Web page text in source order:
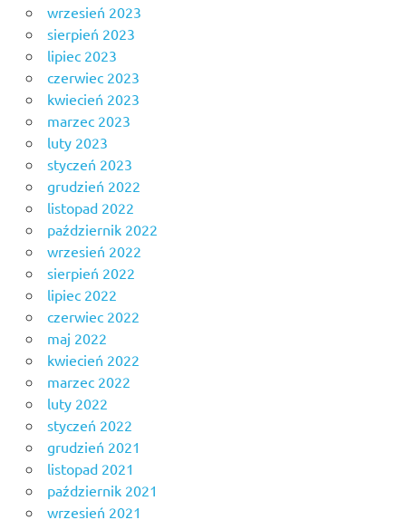
wrzesień 2023
sierpień 2023
lipiec 2023
czerwiec 2023
kwiecień 2023
marzec 2023
luty 2023
styczeń 2023
grudzień 2022
listopad 2022
październik 2022
wrzesień 2022
sierpień 2022
lipiec 2022
czerwiec 2022
maj 2022
kwiecień 2022
marzec 2022
luty 2022
styczeń 2022
grudzień 2021
listopad 2021
październik 2021
wrzesień 2021